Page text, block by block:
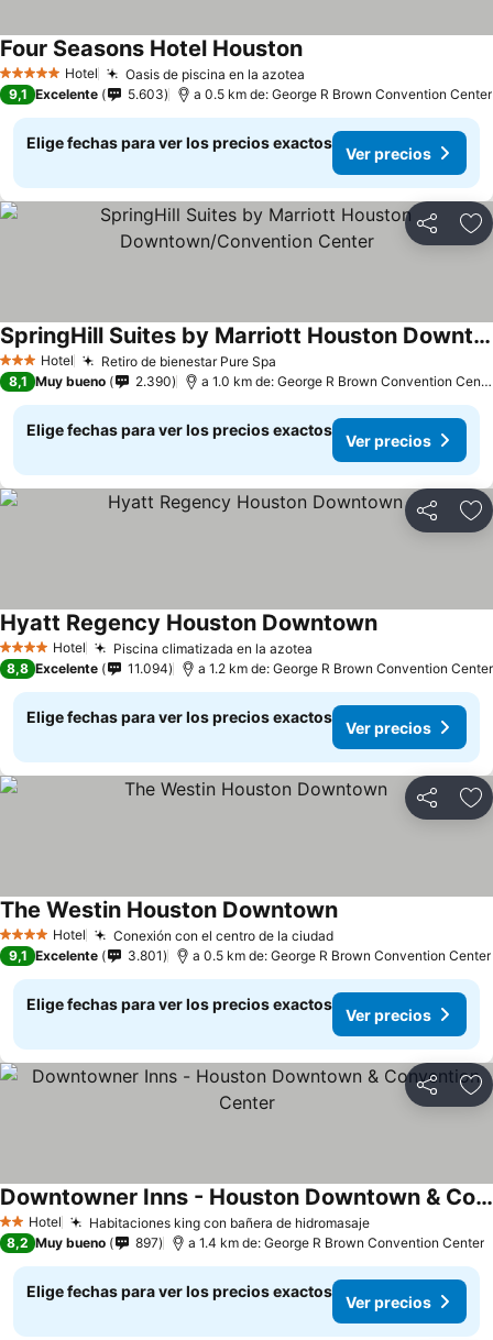
5 Estrellas Hotel Oasis de piscina en la azotea
Four Seasons Hotel Houston
9,1 Excelente 5.603 a 0.5 km de: George R Brown Convention Center
Elige fechas para ver los precios exactos
Ver precios
Compartir
3 Estrellas
Hotel Retiro de bienestar Pure Spa
SpringHill Suites by Marriott Houston Downtown/Convention Center
8,1 Muy bueno 2.390 a 1.0 km de: George R Brown Convention Center
Elige fechas para ver los precios exactos
Ver precios
Compartir
4 EstrellasHotel Piscina climatizada en la azotea
Hyatt Regency Houston Downtown
8,8 Excelente 11.094 a 1.2 km de: George R Brown Convention Center
Elige fechas para ver los precios exactos
Ver precios
Compartir
4 EstrellasHotel Conexión con el centro de la ciudad
The Westin Houston Downtown
9,1 Excelente 3.801 a 0.5 km de: George R Brown Convention Center
Elige fechas para ver los precios exactos
Ver precios
Compartir
2 Estrellas
Hotel Habitaciones king con bañera de hidromasaje
Downtowner Inns - Houston Downtown & Convention Center
8,2 Muy bueno 897 a 1.4 km de: George R Brown Convention Center
Elige fechas para ver los precios exactos
Ver precios